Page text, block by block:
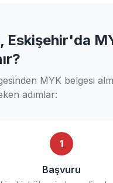
Eskişehir'da
MYK belgesi
adımlar:
1
Başvuru